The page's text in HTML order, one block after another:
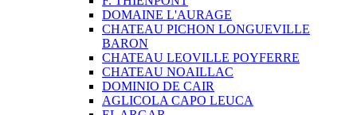
DOMAINE L'AURAGE
CHATEAU PICHON LONGUEVILLE
BARON
CHATEAU LEOVILLE POYFERRE
CHATEAU NOAILLAC
DOMINIO DE CAIR
AGLICOLA CAPO LEUCA